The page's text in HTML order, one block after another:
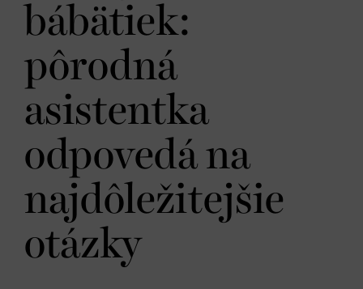
bábätiek:
pôrodná
asistentka
odpovedá na
najdôležitejšie
otázky